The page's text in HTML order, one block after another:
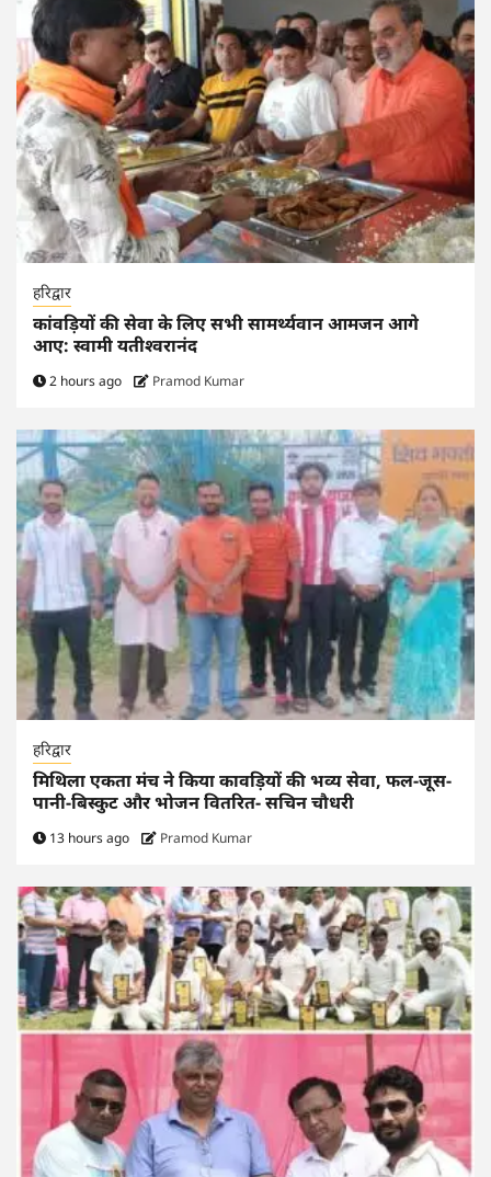
हरिद्वार
कांवड़ियों की सेवा के लिए सभी सामर्थ्यवान आमजन आगे
आए: स्वामी यतीश्वरानंद
2 hours ago Pramod Kumar
हरिद्वार
मिथिला एकता मंच ने किया कावड़ियों की भव्य सेवा, फल-जूस-
पानी-बिस्कुट और भोजन वितरित- सचिन चौधरी
13 hours ago Pramod Kumar